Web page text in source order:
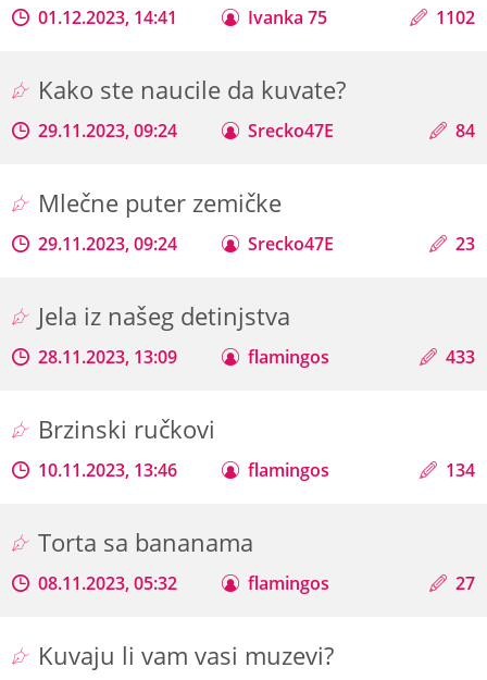
01.12.2023, 14:41 Ivanka 75 1102
Kako ste naucile da kuvate?
29.11.2023, 09:24 Srecko47E 84
Mlečne puter zemičke
29.11.2023, 09:24 Srecko47E 23
Jela iz našeg detinjstva
28.11.2023, 13:09 flamingos 433
Brzinski ručkovi
10.11.2023, 13:46 flamingos 134
Torta sa bananama
08.11.2023, 05:32 flamingos 27
Kuvaju li vam vasi muzevi?